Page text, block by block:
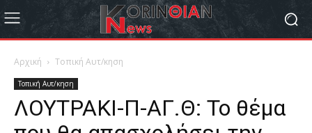
Αρχική Τοπική Αυτ/κηση
Τοπική Αυτ/κηση
ΛΟΥΤΡΑΚΙ-Π-ΑΓ.Θ: Το θέμα